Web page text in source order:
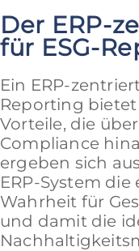
Der ERP-
für ESG-
Ein ERP-
Reporting
Vorteile, die
Compliance
ergeben sich
ERP-System
Wahrheit für
und damit die